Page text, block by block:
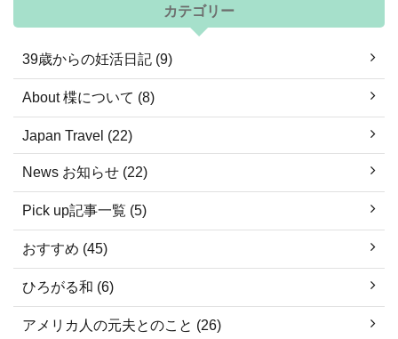
カテゴリー
39歳からの妊活日記 (9)
About 楪について (8)
Japan Travel (22)
News お知らせ (22)
Pick up記事一覧 (5)
おすすめ (45)
ひろがる和 (6)
アメリカ人の元夫とのこと (26)